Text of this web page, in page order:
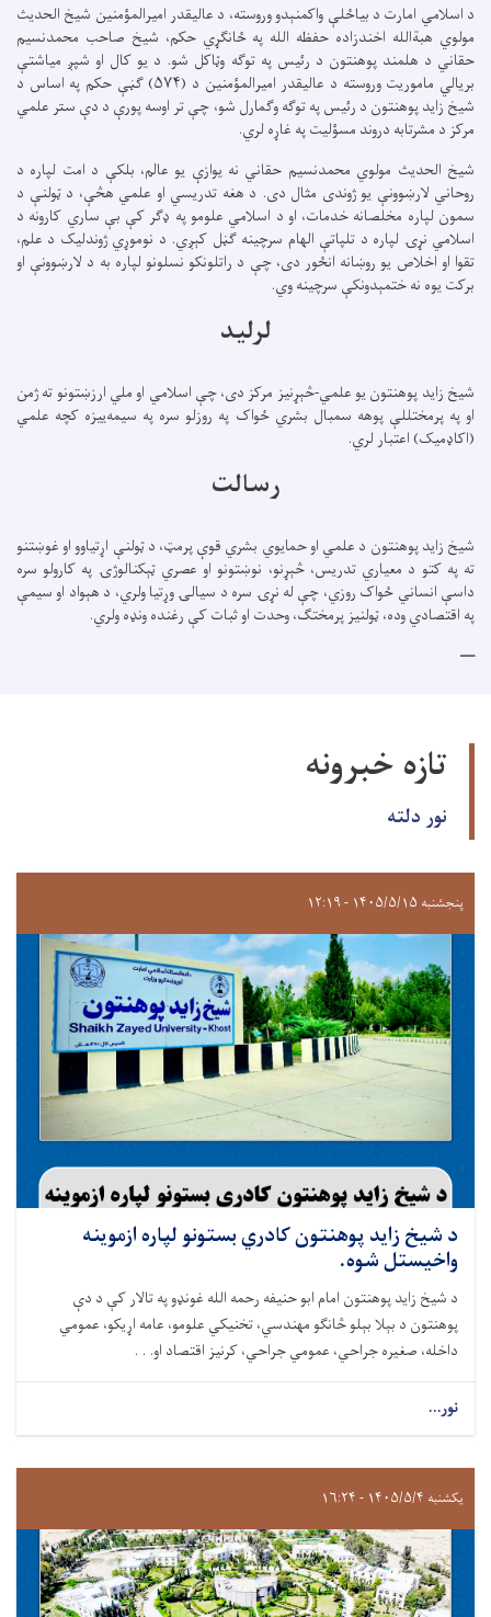
د اسلامي امارت د بیاځلې واکمنېدو وروسته، د عالیقدر امیرالمؤمنین شیخ الحدیث
مولوي هبةالله اخندزاده حفظه الله په ځانګړي حکم، شیخ صاحب محمدنسیم
حقاني د هلمند پوهنتون د رئیس په توګه وټاکل شو. د یو کال او شپږ میاشتې
بریالي ماموریت وروسته د عالیقدر امیرالمؤمنین د (۵۷۴) ګڼې حکم په اساس د
شیخ زاید پوهنتون د رئیس په توګه وګمارل شو، چې تر اوسه پورې د دې ستر علمي
مرکز د مشرتابه دروند مسؤلیت په غاړه لري.
شیخ الحدیث مولوي محمدنسیم حقاني نه یوازې یو عالم، بلکې د امت لپاره د
روحاني لارښوونې یو ژوندی مثال دی. د هغه تدریسي او علمي هڅې، د ټولنې د
سمون لپاره مخلصانه خدمات، او د اسلامي علومو په ډګر کې بې ساري کارونه د
اسلامي نړۍ لپاره د تلپاتې الهام سرچینه ګڼل کېږي. د نوموړي ژوندلیک د علم،
تقوا او اخلاص یو روښانه انځور دی، چې د راتلونکو نسلونو لپاره به د لارښوونې او
برکت یوه نه ختمېدونکې سرچینه وي.
لرلید
شیخ زاید پوهنتون یو علمي-څېړنیز مرکز دی، چې اسلامي او ملي ارزښتونو ته ژمن
او په پرمختللې پوهه سمبال بشري ځواک په روزلو سره په سیمه‌ییزه کچه علمي
(اکاډمیک) اعتبار لري.
رسالت
شیخ زاید پوهنتون د علمي او حمایوي بشري قوې پرمټ، د ټولنې اړتیاوو او غوښتنو
ته په کتو د معیاري تدریس، څېړنو، نوښتونو او عصري ټېکنالوژۍ په کارولو سره
داسې انساني ځواک روزي، چې له نړۍ سره د سیالۍ وړتیا ولري، د هېواد او سیمې
په اقتصادي وده، ټولنیز پرمختګ، وحدت او ثبات کې رغنده ونډه ولري.
تازه خبرونه
نور دلته
پنجشنبه ۱۴۰۵/۵/۱۵ - ۱۲:۱۹
د شيخ زايد پوهنتون کادري بستونو لپاره ازموینه
واخيستل شوه.
د شيخ زايد پوهنتون امام ابو حنيفه رحمه الله غونډو په تالار کې د دې
پوهنتون د بېلا بېلو څانګو مهندسي، تخنیکي علومو، عامه اړيکو، عمومي
داخله، صغيره جراحي، عمومي جراحي، کرنيز اقتصاد او. . .
نور...
یکشنبه ۱۴۰۵/۵/۴ - ۱۶:۲۴